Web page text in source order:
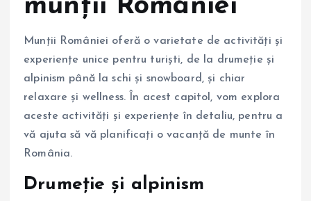
munții României
Munții României oferă o varietate de activități și
experiențe unice pentru turiști, de la drumeție și
alpinism până la schi și snowboard, și chiar
relaxare și wellness. În acest capitol, vom explora
aceste activități și experiențe în detaliu, pentru a
vă ajuta să vă planificați o vacanță de munte în
România.
Drumeție și alpinism